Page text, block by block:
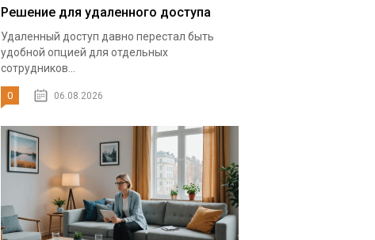
Решение для удаленного доступа
Удаленный доступ давно перестал быть
удобной опцией для отдельных
сотрудников...
0 06.08.2026